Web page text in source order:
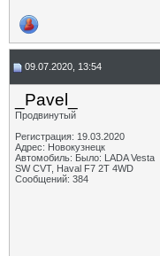
09.07.2020, 13:54
_Pavel_
Продвинутый
Регистрация: 19.03.2020
Адрес: Новокузнецк
Автомобиль: Было: LADA Vesta
SW CVT, Haval F7 2T 4WD
Сообщений: 384